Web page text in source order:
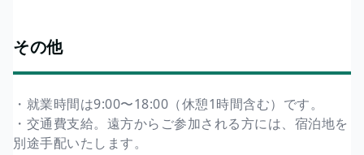
その他
・就業時間は9:00〜18:00（休憩1時間含む）です。
・交通費支給。遠方からご参加される方には、宿泊地を
別途手配いたします。